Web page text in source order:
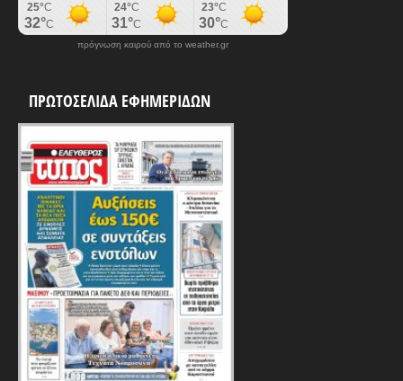
πρόγνωση καιρού από το weather.gr
ΠΡΩΤΟΣΕΛΙΔΑ ΕΦΗΜΕΡΙΔΩΝ